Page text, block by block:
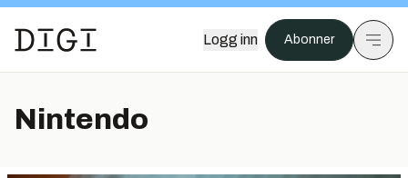
Logg inn Abonner
Nintendo